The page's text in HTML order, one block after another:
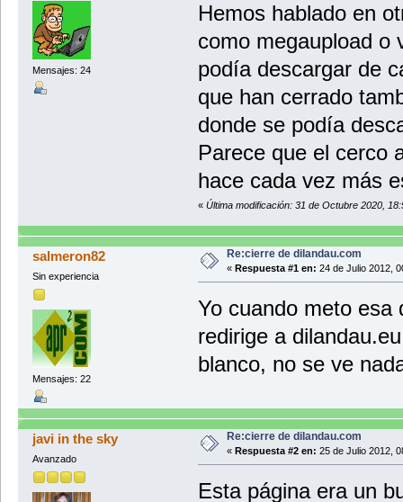
Mensajes: 24
Hemos hablado en
como megaupload o
podía descargar de
que han cerrado
donde se podía
Parece que el cerco
hace cada vez más
« Última modificación: 31 de Octubre 2020,
salmeron82
Sin experiencia
Mensajes: 22
Re:cierre de dilandau.com
« Respuesta #1 en: 24 de Julio 2012,
Yo cuando meto esa
redirige a
blanco, no se ve
javi in the sky
Avanzado
Re:cierre de dilandau.com
« Respuesta #2 en: 25 de Julio 2012,
Esta página era un